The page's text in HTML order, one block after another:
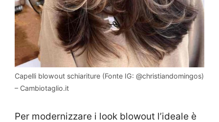
Capelli blowout schiariture (Fonte IG: @christiandomingos)
– Cambiotaglio.it
Per modernizzare i look blowout l’ideale è